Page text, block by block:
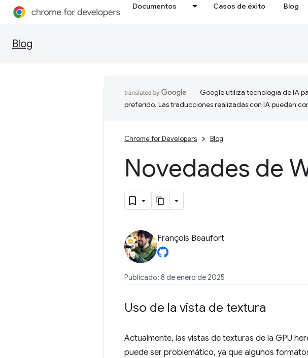
Documentos Casos de éxito Blog
Blog
Google utiliza tecnología de IA
preferido. Las traducciones realizadas con IA pueden
Chrome for Developers Blog
Novedades de
François Beaufort
Publicado: 8 de enero de 2025
Uso de la vista de textura
Actualmente, las vistas de texturas de la GPU
puede ser problemático, ya que algunos